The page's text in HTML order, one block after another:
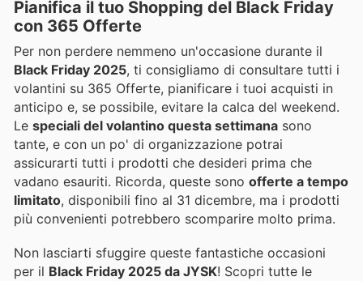
Pianifica il tuo Shopping del Black Friday
con 365 Offerte
Per non perdere nemmeno un'occasione durante il
Black Friday 2025, ti consigliamo di consultare tutti i
volantini su 365 Offerte, pianificare i tuoi acquisti in
anticipo e, se possibile, evitare la calca del weekend.
Le speciali del volantino questa settimana sono
tante, e con un po' di organizzazione potrai
assicurarti tutti i prodotti che desideri prima che
vadano esauriti. Ricorda, queste sono offerte a tempo
limitato, disponibili fino al 31 dicembre, ma i prodotti
più convenienti potrebbero scomparire molto prima.
Non lasciarti sfuggire queste fantastiche occasioni
per il Black Friday 2025 da JYSK! Scopri tutte le